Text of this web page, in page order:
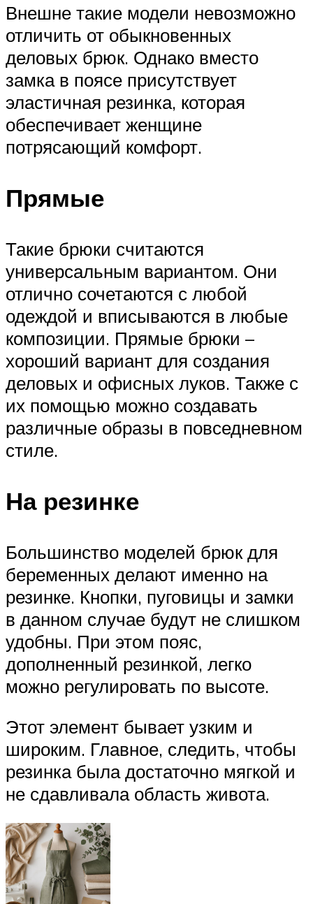
Внешне такие модели невозможно
отличить от обыкновенных
деловых брюк. Однако вместо
замка в поясе присутствует
эластичная резинка, которая
обеспечивает женщине
потрясающий комфорт.
Прямые
Такие брюки считаются
универсальным вариантом. Они
отлично сочетаются с любой
одеждой и вписываются в любые
композиции. Прямые брюки –
хороший вариант для создания
деловых и офисных луков. Также с
их помощью можно создавать
различные образы в повседневном
стиле.
На резинке
Большинство моделей брюк для
беременных делают именно на
резинке. Кнопки, пуговицы и замки
в данном случае будут не слишком
удобны. При этом пояс,
дополненный резинкой, легко
можно регулировать по высоте.
Этот элемент бывает узким и
широким. Главное, следить, чтобы
резинка была достаточно мягкой и
не сдавливала область живота.